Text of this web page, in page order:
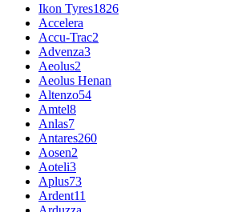
Ikon Tyres1826
Accelera
Accu-Trac2
Advenza3
Aeolus2
Aeolus Henan
Altenzo54
Amtel8
Anlas7
Antares260
Aosen2
Aoteli3
Aplus73
Ardent11